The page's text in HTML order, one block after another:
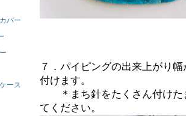
７．パイピングの出来上がり
付けます。
＊まち針をたくさん付けた
てください。
バー
ース